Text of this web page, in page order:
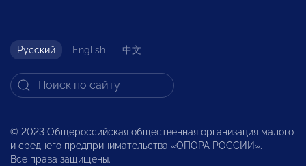
Русский English 中文
© 2023 Общероссийская общественная организация малого
и среднего предпринимательства «ОПОРА РОССИИ».
Все права защищены.